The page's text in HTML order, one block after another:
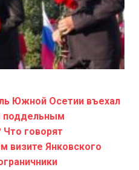
Южной Осетии въехал
поддельным
говорят
визите Янковского